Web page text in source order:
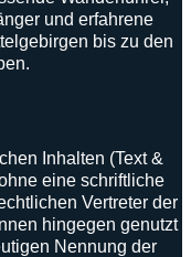
und erfahrene
bis zu den
.
Inhalten (Text &
eine schriftliche
Vertreter der
hingegen genutzt
Nennung der